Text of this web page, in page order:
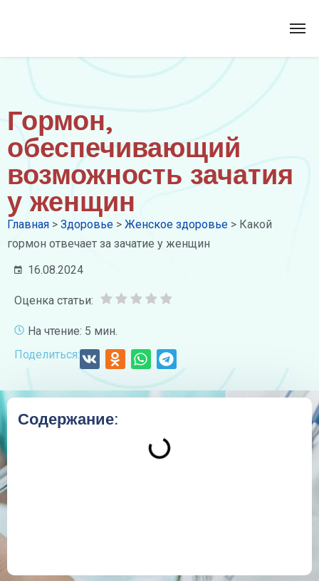
Гормон,
обеспечивающий
возможность зачатия
у женщин
Главная > Здоровье > Женское здоровье > Какой
гормон отвечает за зачатие у женщин
16.08.2024
Оценка статьи:
На чтение: 5 мин.
Поделиться:
Содержание: